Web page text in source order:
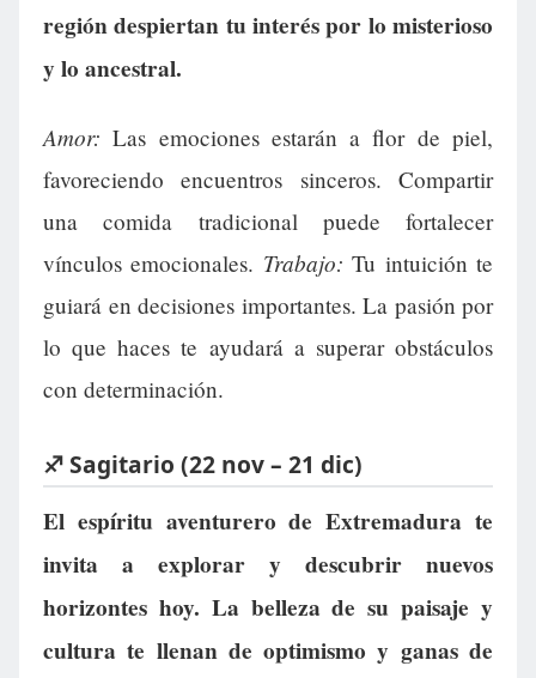
región despiertan tu interés por lo misterioso
y lo ancestral.
Amor: Las emociones estarán a flor de piel,
favoreciendo encuentros sinceros. Compartir
una comida tradicional puede fortalecer
vínculos emocionales. Trabajo: Tu intuición te
guiará en decisiones importantes. La pasión por
lo que haces te ayudará a superar obstáculos
con determinación.
♐ Sagitario (22 nov – 21 dic)
El espíritu aventurero de Extremadura te
invita a explorar y descubrir nuevos
horizontes hoy. La belleza de su paisaje y
cultura te llenan de optimismo y ganas de